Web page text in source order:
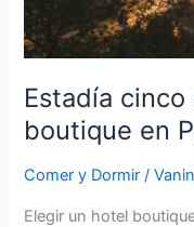
Estadía
boutique en
Comer y Dormir /
Elegir un hotel